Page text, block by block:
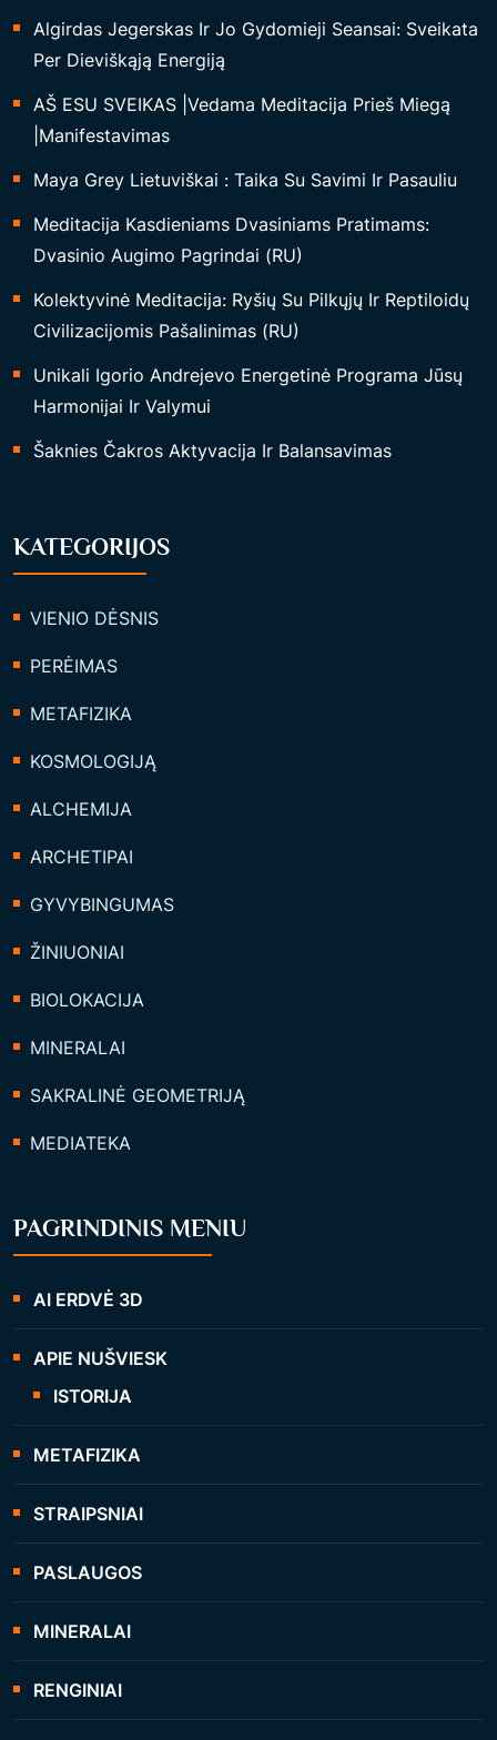
Algirdas Jegerskas Ir Jo Gydomieji Seansai: Sveikata
Per Dieviškąją Energiją
AŠ ESU SVEIKAS |Vedama Meditacija Prieš Miegą
|Manifestavimas
Maya Grey Lietuviškai : Taika Su Savimi Ir Pasauliu
Meditacija Kasdieniams Dvasiniams Pratimams:
Dvasinio Augimo Pagrindai (RU)
Kolektyvinė Meditacija: Ryšių Su Pilkųjų Ir Reptiloidų
Civilizacijomis Pašalinimas (RU)
Unikali Igorio Andrejevo Energetinė Programa Jūsų
Harmonijai Ir Valymui
Šaknies Čakros Aktyvacija Ir Balansavimas
KATEGORIJOS
VIENIO DĖSNIS
PERĖIMAS
METAFIZIKA
KOSMOLOGIJĄ
ALCHEMIJA
ARCHETIPAI
GYVYBINGUMAS
ŽINIUONIAI
BIOLOKACIJA
MINERALAI
SAKRALINĖ GEOMETRIJĄ
MEDIATEKA
PAGRINDINIS MENIU
AI ERDVĖ 3D
APIE NUŠVIESK
ISTORIJA
METAFIZIKA
STRAIPSNIAI
PASLAUGOS
MINERALAI
RENGINIAI